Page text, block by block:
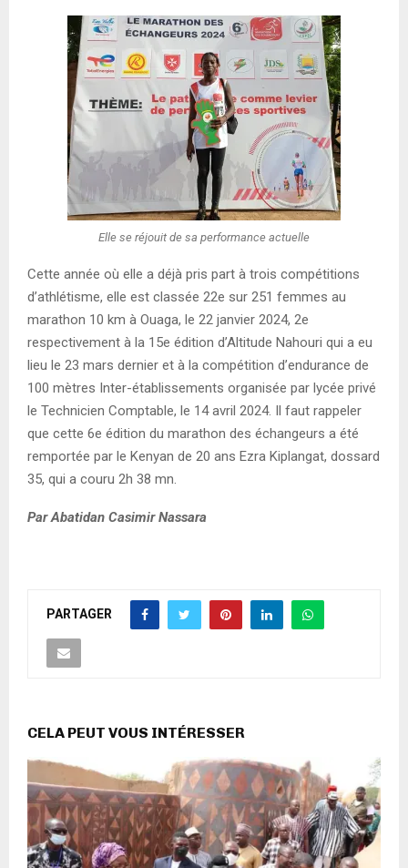
Elle se réjouit de sa performance actuelle
Cette année où elle a déjà pris part à trois compétitions
d’athlétisme, elle est classée 22e sur 251 femmes au
marathon 10 km à Ouaga, le 22 janvier 2024, 2e
respectivement à la 15e édition d’Altitude Nahouri qui a eu
lieu le 23 mars dernier et à la compétition d’endurance de
100 mètres Inter-établissements organisée par lycée privé
le Technicien Comptable, le 14 avril 2024. Il faut rappeler
que cette 6e édition du marathon des échangeurs a été
remportée par le Kenyan de 20 ans Ezra Kiplangat, dossard
35, qui a couru 2h 38 mn.
Par Abatidan Casimir Nassara
PARTAGER
CELA PEUT VOUS INTÉRESSER